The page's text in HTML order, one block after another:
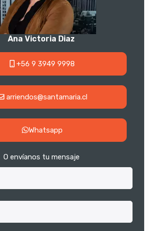
Ana Victoria Diaz
+56 9 3949 9998
arriendos@santamaria.cl
Whatsapp
O envíanos tu mensaje